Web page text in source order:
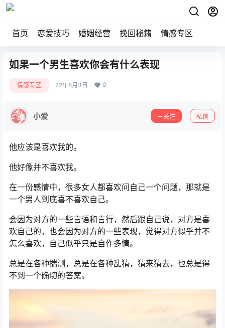
首页 恋爱技巧 婚姻经营 挽回秘籍 情感专区
如果一个男生喜欢你会有什么表现
情感专区 22年8月3日 0
小爱 关注 私信
他应该是喜欢我的。
他好像并不喜欢我。
在一份感情中，很多女人都喜欢问自己一个问题，那就是
一个男人到底喜不喜欢自己。
会因为对方的一些言语和言行，然后跟自己说，对方是喜
欢自己的，也会因为对方的一些表现，觉得对方似乎并不
怎么喜欢，自己似乎只是自作多情。
总是在各种揣测，总是在各种乱猜，猜来猜去，也总是得
不到一个确切的答案。